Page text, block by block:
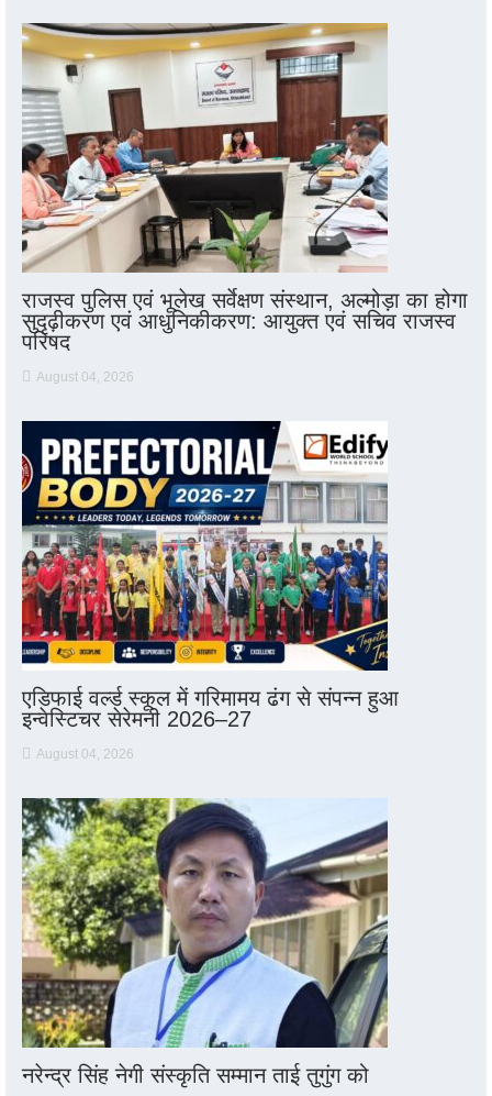
राजस्व पुलिस एवं भूलेख सर्वेक्षण संस्थान, अल्मोड़ा का होगा
सुदृढ़ीकरण एवं आधुनिकीकरण: आयुक्त एवं सचिव राजस्व
परिषद
August 04, 2026
एडिफाई वर्ल्ड स्कूल में गरिमामय ढंग से संपन्न हुआ
इन्वेस्टिचर सेरेमनी 2026–27
August 04, 2026
नरेन्द्र सिंह नेगी संस्कृति सम्मान ताई तुगुंग को